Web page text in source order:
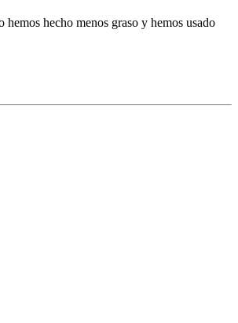
hecho menos graso y hemos usado